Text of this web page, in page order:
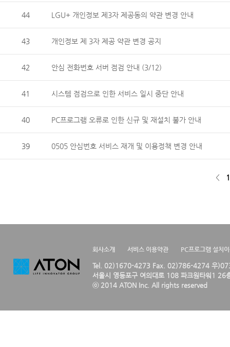
44 LGU+ 개인정보 제3자 제공동의 약관 변경 안내
43 개인정보 제 3자 제공 약관 변경 공지
42 안심 전화번호 서버 점검 안내 (3/12)
41 시스템 점검으로 인한 서비스 일시 중단 안내
40 PC프로그램 오류로 인한 신규 및 재설치 불가 안내
39 0505 안심번호 서비스 재개 및 이용정책 변경 안내
< 1
회사소개 서비스 이용약관 PC프로그램 설치
Tel. 02)1670-4273 Fax. 02)786-4274 우
서울시 영등포구 여의대로 108 파크원타워1 26
ⓒ 2014 ATON Inc. All rights reserved